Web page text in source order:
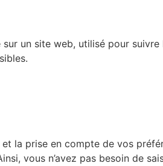
un site web, utilisé pour
la prise en compte de vos
vous n’avez pas besoin de